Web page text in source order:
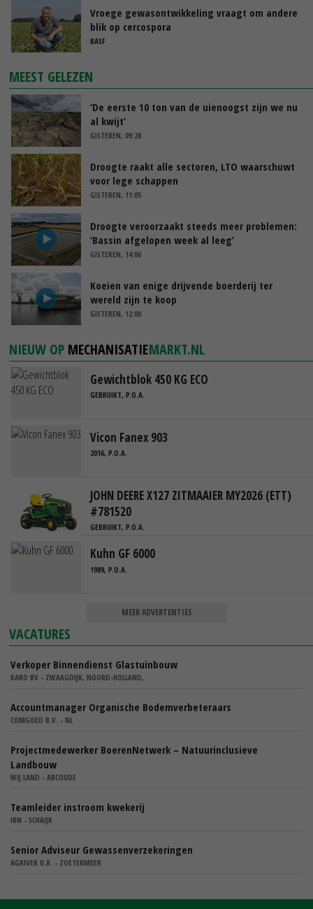
Vroege gewasontwikkeling vraagt om andere
blik op cercospora
BASF
MEEST GELEZEN
‘De eerste 10 ton van de uienoogst zijn we nu
al kwijt’
GISTEREN, 09:28
Droogte raakt alle sectoren, LTO waarschuwt
voor lege schappen
GISTEREN, 11:05
Droogte veroorzaakt steeds meer problemen:
‘Bassin afgelopen week al leeg’
GISTEREN, 14:06
Koeien van enige drijvende boerderij ter
wereld zijn te koop
GISTEREN, 12:00
NIEUW OP MECHANISATIEMARKT.NL
Gewichtblok 450 KG ECO
GEBRUIKT, P.O.A.
Vicon Fanex 903
2016, P.O.A.
JOHN DEERE X127 ZITMAAIER MY2026 (ETT)
#781520
GEBRUIKT, P.O.A.
Kuhn GF 6000
1989, P.O.A.
MEER ADVERTENTIES
VACATURES
Verkoper Binnendienst Glastuinbouw
KARO BV - ZWAAGDIJK, NOORD-HOLLAND,
Accountmanager Organische Bodemverbeteraars
COMGOED B.V. - NL
Projectmedewerker BoerenNetwerk – Natuurinclusieve
Landbouw
WIJ.LAND - ABCOUDE
Teamleider instroom kwekerij
IBN - SCHAIJK
Senior Adviseur Gewassenverzekeringen
AGRIVER U.A. - ZOETERMEER